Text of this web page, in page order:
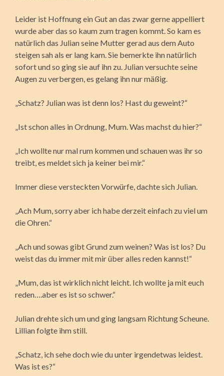
Leider ist Hoffnung ein Gut an das zwar gerne appelliert
wurde aber das so kaum zum tragen kommt. So kam es
natürlich das Julian seine Mutter gerad aus dem Auto
steigen sah als er lang kam. Sie bemerkte ihn natürlich
sofort und so ging sie auf ihn zu. Julian versuchte seine
Augen zu verbergen, es gelang ihn nur mäßig.
„Schatz? Julian was ist denn los? Hast du geweint?“
„Ist schon alles in Ordnung, Mum. Was machst du hier?“
„Ich wollte nur mal rum kommen und schauen was ihr so
treibt, es meldet sich ja keiner bei mir.“
Immer diese versteckten Vorwürfe, dachte sich Julian.
„Ach Mum, sorry aber ich habe derzeit einfach zu viel um
die Ohren.“
„Ach und sowas gibt Grund zum weinen? Was ist los? Du
weist das du immer mit mir über alles reden kannst!“
„Mum, das ist wirklich nicht leicht. Ich wollte ja mit euch
reden….aber es ist so schwer.“
Julian drehte sich um und ging langsam Richtung Scheune.
Lillian folgte ihm still.
„Schatz, ich sehe doch wie du unter irgendetwas leidest.
Was ist es?“